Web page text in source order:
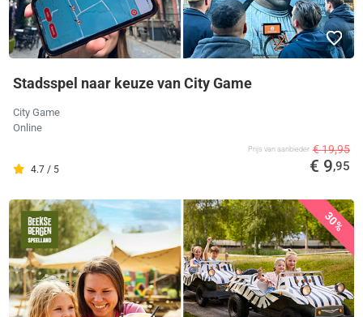
Stadsspel naar keuze van City Game
City Game
Online
4.7 / 5
Prijs van aanbieder € 19,95
€ 9,95
30%